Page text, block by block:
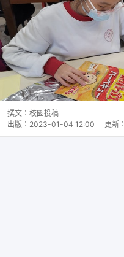
撰文： 校園投稿
出版： 2023-01-04 12:00 更新：